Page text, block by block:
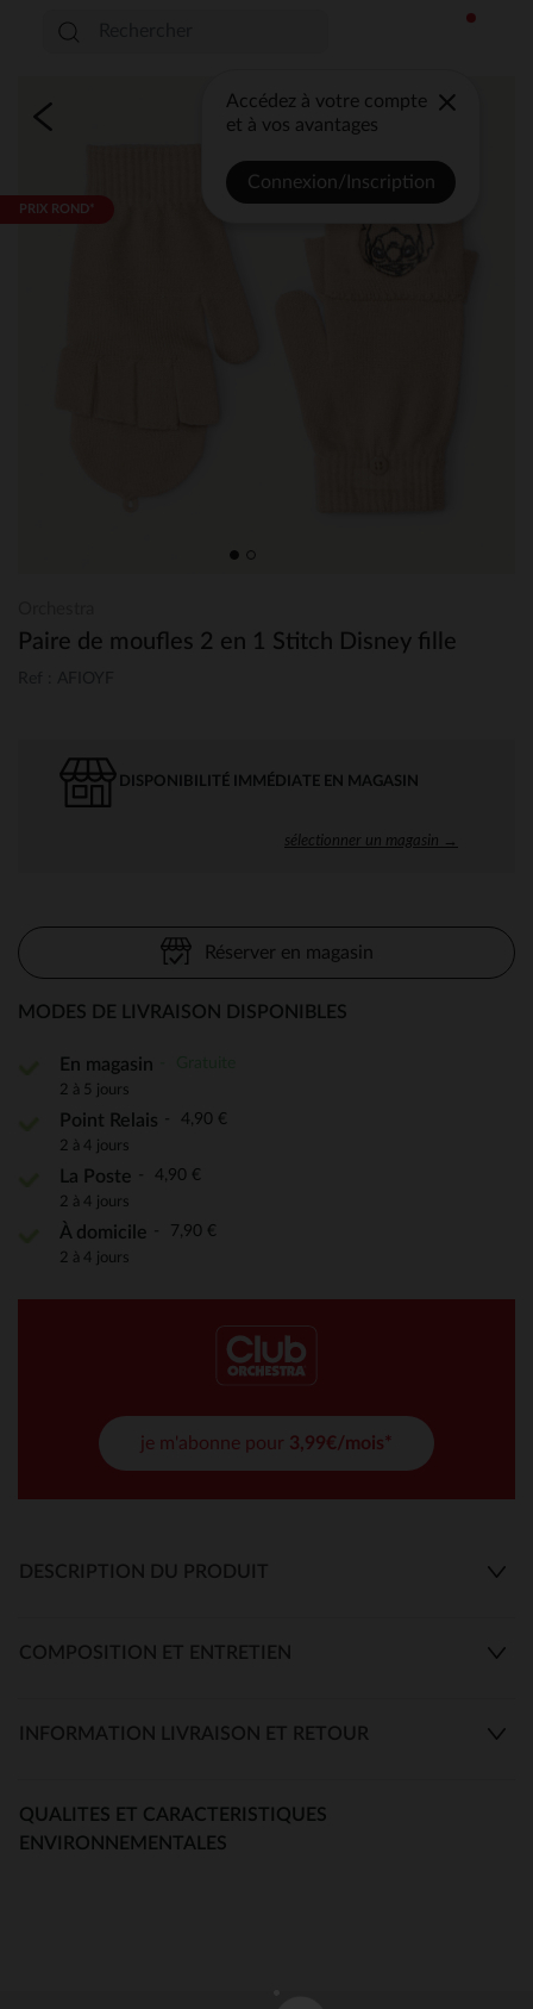
Accédez à votre compte
et à vos avantages
Connexion/Inscription
PRIX ROND*
Paire de moufles 2 en 1 Stitch Disney fille
DISPONIBILITÉ IMMÉDIATE EN MAGASIN
sélectionner un magasin →
Réserver en magasin
MODES DE LIVRAISON DISPONIBLES
En magasin
2 à 5 jours
Point Relais 4,90 €
2 à 4 jours
La Poste 4,90 €
2 à 4 jours
À domicile 7,90 €
2 à 4 jours
je m'abonne pour 3,99€/mois*
DESCRIPTION DU PRODUIT
COMPOSITION ET ENTRETIEN
INFORMATION LIVRAISON ET RETOUR
QUALITES ET CARACTERISTIQUES
ENVIRONNEMENTALES